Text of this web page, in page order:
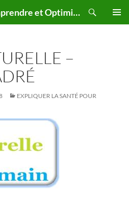
Chimie Naturelle : Comprendre et Optimiser le Corps Humain Naturellement
–
EXPLIQUER LA SANTÉ POUR